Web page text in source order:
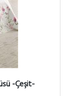
-Çeşit-